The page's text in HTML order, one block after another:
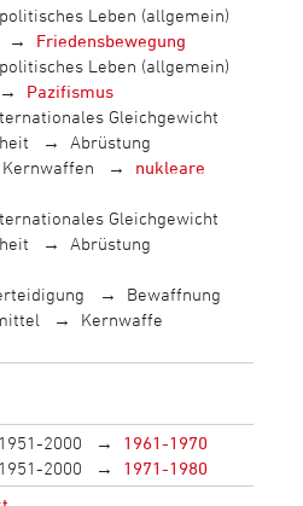
politisches Leben (allgemein)
Friedensbewegung
politisches Leben (allgemein)
Pazifismus
Gleichgewicht
Abrüstung
nukleare
Gleichgewicht
Abrüstung
Bewaffnung
Kernwaffe
1951-2000
1961-1970
1951-2000
1971-1980